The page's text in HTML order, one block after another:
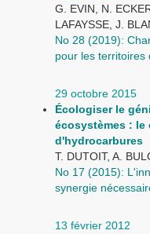
G. EVIN, N.
LAFAYSSE, J.
No 28 (2019):
pour les territoires
29 octobre 2015
Écologiser le
écosystèmes :
d'hydrocarbures
T. DUTOIT, A.
No 17 (2015):
synergie
13 février 2012